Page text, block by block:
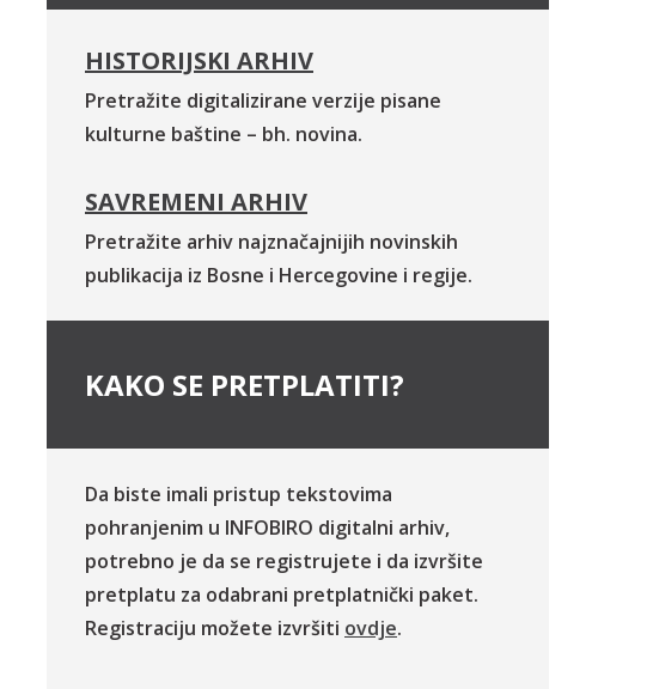
HISTORIJSKI ARHIV
Pretražite digitalizirane verzije pisane
kulturne baštine – bh. novina.
SAVREMENI ARHIV
Pretražite arhiv najznačajnijih novinskih
publikacija iz Bosne i Hercegovine i regije.
KAKO SE PRETPLATITI?
Da biste imali pristup tekstovima
pohranjenim u INFOBIRO digitalni arhiv,
potrebno je da se registrujete i da izvršite
pretplatu za odabrani pretplatnički paket.
Registraciju možete izvršiti ovdje.